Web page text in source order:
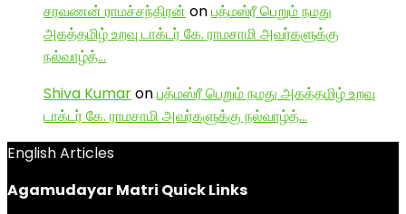
சரவணன் ராமச்சந்திரன் onபத்மஸ்ரீ பெறும் நமது
அகத்தமிழ் உறவு டாக்டர் கே. ராமசாமி அவர்களுக்கு
நல்வாழ்த்…
Shiva Kumaronபத்மஸ்ரீ பெறும் நமது அகத்தமிழ் உறவு
டாக்டர் கே. ராமசாமி அவர்களுக்கு நல்வாழ்த்…
English Articles
Agamudayar Matri Quick Links